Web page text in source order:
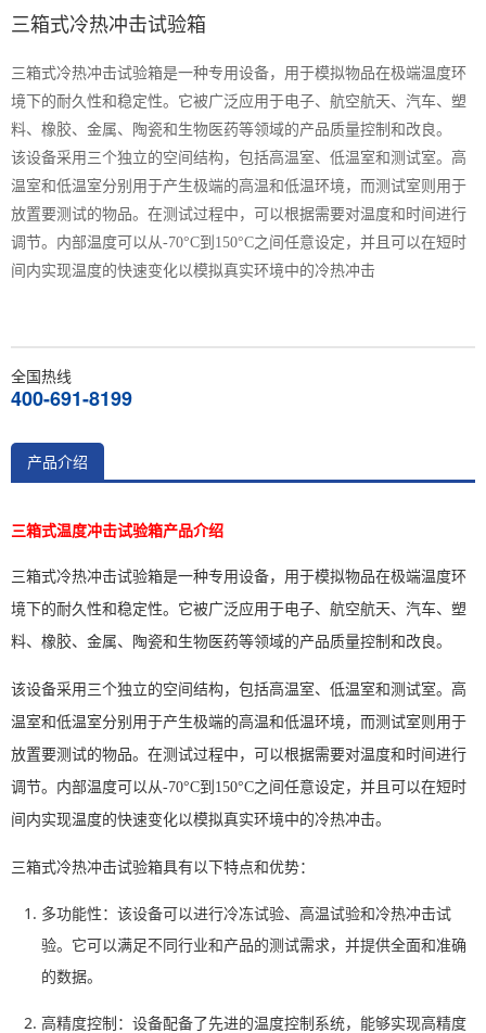
三箱式冷热冲击试验箱
三箱式冷热冲击试验箱是一种专用设备，用于模拟物品在极端温度环
境下的耐久性和稳定性。它被广泛应用于电子、航空航天、汽车、塑
料、橡胶、金属、陶瓷和生物医药等领域的产品质量控制和改良。
该设备采用三个独立的空间结构，包括高温室、低温室和测试室。高
温室和低温室分别用于产生极端的高温和低温环境，而测试室则用于
放置要测试的物品。在测试过程中，可以根据需要对温度和时间进行
调节。内部温度可以从-70°C到150°C之间任意设定，并且可以在短时
间内实现温度的快速变化以模拟真实环境中的冷热冲击
全国热线
400-691-8199
产品介绍
三箱式温度冲击试验箱产品介绍
三箱式冷热冲击试验箱是一种专用设备，用于模拟物品在极端温度环
境下的耐久性和稳定性。它被广泛应用于电子、航空航天、汽车、塑
料、橡胶、金属、陶瓷和生物医药等领域的产品质量控制和改良。
该设备采用三个独立的空间结构，包括高温室、低温室和测试室。高
温室和低温室分别用于产生极端的高温和低温环境，而测试室则用于
放置要测试的物品。在测试过程中，可以根据需要对温度和时间进行
调节。内部温度可以从-70°C到150°C之间任意设定，并且可以在短时
间内实现温度的快速变化以模拟真实环境中的冷热冲击。
三箱式冷热冲击试验箱具有以下特点和优势：
多功能性：该设备可以进行冷冻试验、高温试验和冷热冲击试
验。它可以满足不同行业和产品的测试需求，并提供全面和准确
的数据。
高精度控制：设备配备了先进的温度控制系统，能够实现高精度